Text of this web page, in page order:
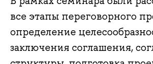
все этапы переговорного
определение
заключения соглашения,